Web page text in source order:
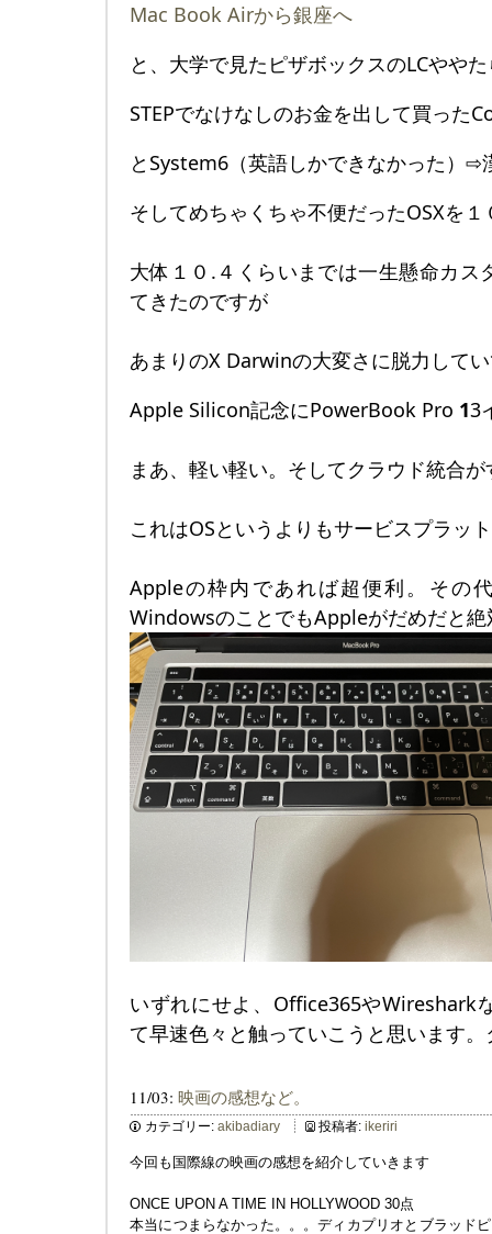
Mac Book Airから銀座へ
と、大学で見たピザボックスのLCやや
STEPでなけなしのお金を出して買った
とSystem6（英語しかできなかった）⇨
そしてめちゃくちゃ不便だったOSXを
大体１０.４くらいまでは一生懸命カス
てきたのですが
あまりのX Darwinの大変さに脱力して
Apple Silicon記念にPowerBook Pro 13
まあ、軽い軽い。そしてクラウド統合
これはOSというよりもサービスプラッ
Appleの枠内であれば超便利。その
WindowsのことでもAppleがだめだと
いずれにせよ、Office365やWireshark
て早速色々と触っていこうと思います
11/03: 映画の感想など。
カテゴリー: akibadiary 投稿者: ikeriri
今回も国際線の映画の感想を紹介していきます
ONCE UPON A TIME IN HOLLYWOOD 30点
本当につまらなかった。。。ディカプリオとブラッド